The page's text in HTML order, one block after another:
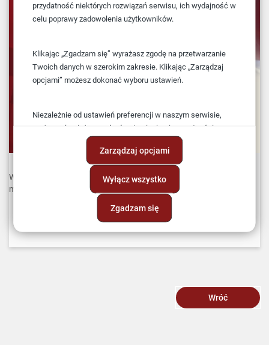
przydatność niektórych rozwiązań serwisu, ich wydajność w
celu poprawy zadowolenia użytkowników.
Klikając „Zgadzam się” wyrażasz zgodę na przetwarzanie
Twoich danych w szerokim zakresie. Klikając „Zarządzaj
opcjami” możesz dokonać wyboru ustawień.
Niezależnie od ustawień preferencji w naszym serwisie,
możesz również zarządzać ustawieniami prywatności
swojej przeglądarki. Więcej informacji o przetwarzaniu
danych znajdziesz wPolityce prywatności.
Zarządzaj opcjami
Wyłącz wszystko
Zgadzam się
W najnowszym numerze Biuletynu FLAGA Nr 4(28)
marzec 2015:
Liberland nowe "państwo" w Europie
Wróć